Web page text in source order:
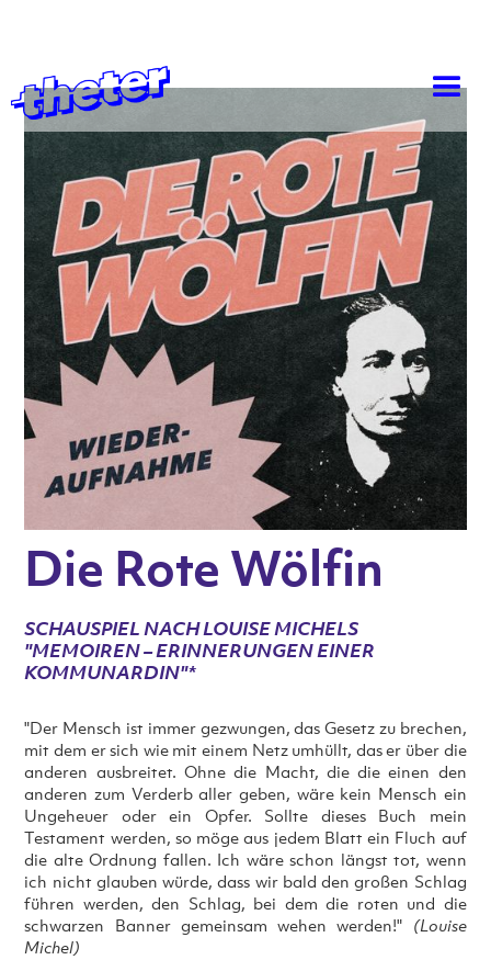
Die Rote Wölfin
SCHAUSPIEL NACH LOUISE MICHELS
"MEMOIREN – ERINNERUNGEN EINER
KOMMUNARDIN"*
"Der Mensch ist immer gezwungen, das Gesetz zu brechen,
mit dem er sich wie mit einem Netz umhüllt, das er über die
anderen ausbreitet. Ohne die Macht, die die einen den
anderen zum Verderb aller geben, wäre kein Mensch ein
Ungeheuer oder ein Opfer. Sollte dieses Buch mein
Testament werden, so möge aus jedem Blatt ein Fluch auf
die alte Ordnung fallen. Ich wäre schon längst tot, wenn
ich nicht glauben würde, dass wir bald den großen Schlag
führen werden, den Schlag, bei dem die roten und die
schwarzen Banner gemeinsam wehen werden!" (Louise
Michel)